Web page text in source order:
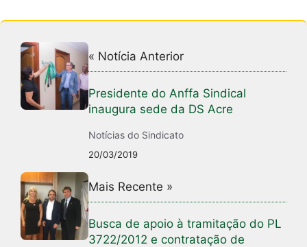
« Notícia Anterior
Presidente do Anffa Sindical
inaugura sede da DS Acre
Notícias do Sindicato
20/03/2019
Mais Recente »
Busca de apoio à tramitação do PL
3722/2012 e contratação de